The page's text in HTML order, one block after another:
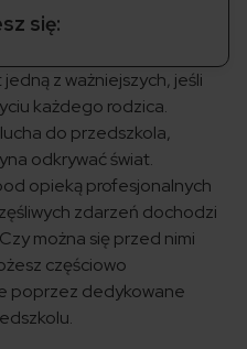
się:
z ważniejszych, jeśli
każdego rodzica.
do przedszkola,
odkrywać świat.
opieką profesjonalnych
zdarzeń dochodzi
można się przed nimi
częściowo
poprzez dedykowane